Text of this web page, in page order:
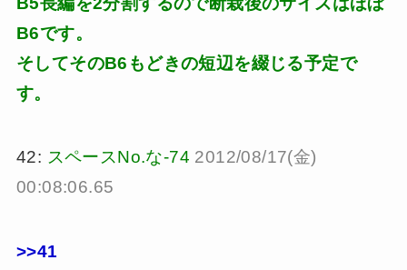
B6です。
そしてそのB6もどきの短辺を綴じる予定で
す。
42: スペースNo.な-74 2012/08/17(金)
00:08:06.65
>>41